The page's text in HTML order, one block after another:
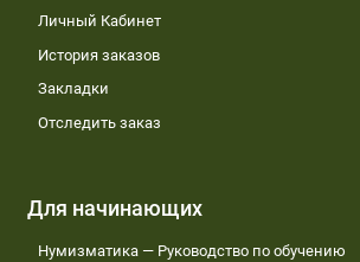
Личный Кабинет
История заказов
Закладки
Отследить заказ
Для начинающих
Нумизматика — Руководство по обучению